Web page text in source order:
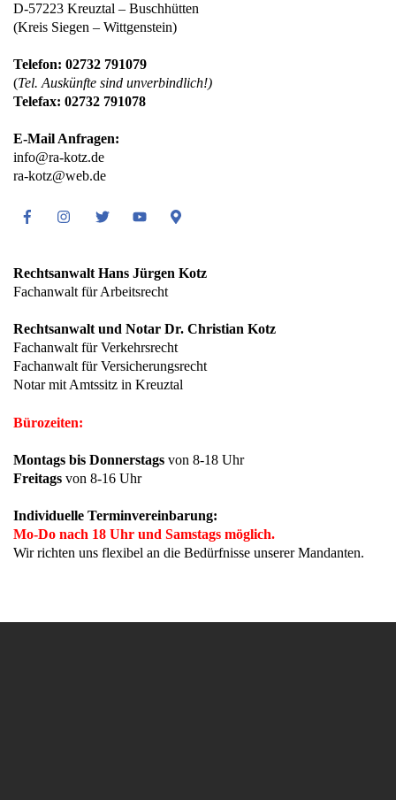
D-57223 Kreuztal – Buschhütten
(Kreis Siegen – Wittgenstein)
Telefon: 02732 791079
(Tel. Auskünfte sind unverbindlich!)
Telefax: 02732 791078
E-Mail Anfragen:
info@ra-kotz.de
ra-kotz@web.de
FacebookInstagramTwitter Youtube Google
Rechtsanwalt Hans Jürgen Kotz
Fachanwalt für Arbeitsrecht
Rechtsanwalt und Notar Dr. Christian Kotz
Fachanwalt für Verkehrsrecht
Fachanwalt für Versicherungsrecht
Notar mit Amtssitz in Kreuztal
Bürozeiten:
Montags bis Donnerstags von 8-18 Uhr
Freitags von 8-16 Uhr
Individuelle Terminvereinbarung:
Mo-Do nach 18 Uhr und Samstags möglich.
Wir richten uns flexibel an die Bedürfnisse unserer Mandanten.